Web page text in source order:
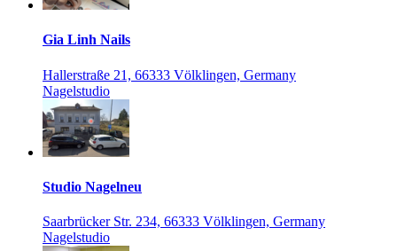
Gia Linh Nails
Hallerstraße 21, 66333 Völklingen, Germany
Nagelstudio
Studio Nagelneu
Saarbrücker Str. 234, 66333 Völklingen, Germany
Nagelstudio